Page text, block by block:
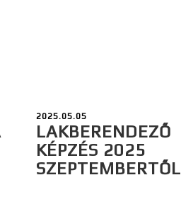
2025.05.05
LAKBERENDEZŐ
KÉPZÉS 2025
SZEPTEMBERTŐL